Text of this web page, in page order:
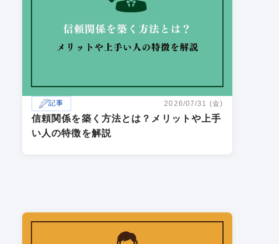
記事 2026/07/31 (金)
信頼関係を築く方法とは？メリットや上手
い人の特徴を解説